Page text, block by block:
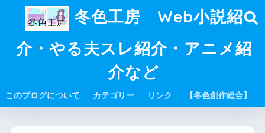
冬色工房 Web小説紹
介・やる夫スレ紹介・アニメ紹
介など
このブログについて カテゴリー リンク 【冬色創作総合】